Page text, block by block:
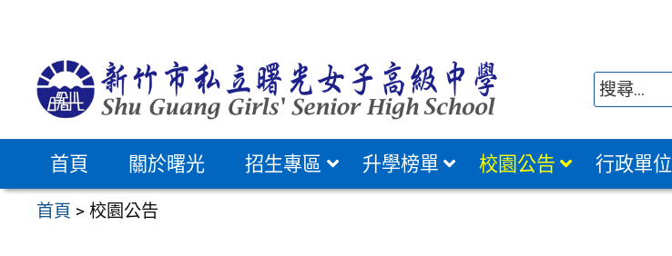
首頁 關於曙光 招生專區 升學榜單 校園公告 行政單位
首頁 >校園公告